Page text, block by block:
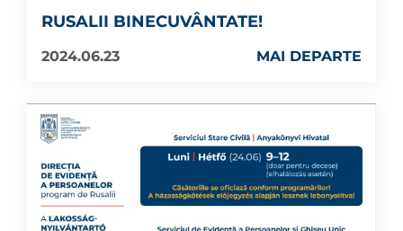
RUSALII BINECUVÂNTATE!
2024.06.23 MAI DEPARTE